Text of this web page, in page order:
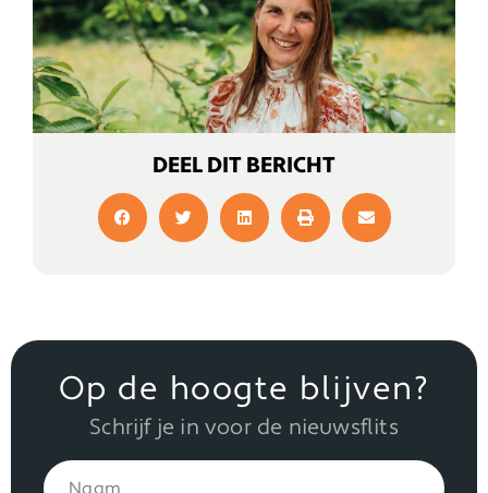
DEEL DIT BERICHT
Op de hoogte blijven?
Schrijf je in voor de nieuwsflits